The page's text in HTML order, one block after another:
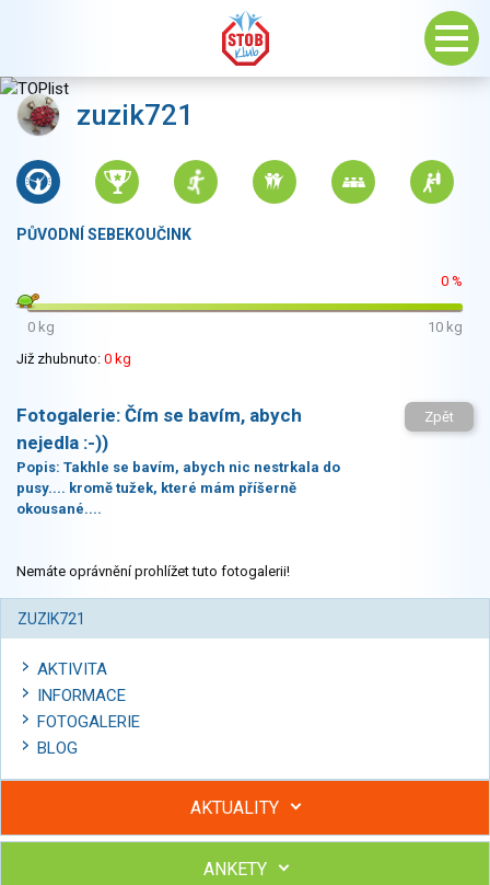
zuzik721
PŮVODNÍ SEBEKOUČINK
0 %
0 kg
10 kg
Již zhubnuto: 0 kg
Fotogalerie: Čím se bavím, abych
nejedla :-))
Popis: Takhle se bavím, abych nic nestrkala do
pusy.... kromě tužek, které mám příšerně
okousané....
Zpět
Nemáte oprávnění prohlížet tuto fotogalerii!
ZUZIK721
AKTIVITA
INFORMACE
FOTOGALERIE
BLOG
AKTUALITY
Hubněte s podporou lektorky a skupiny v kurzech STOBu
ANKETY